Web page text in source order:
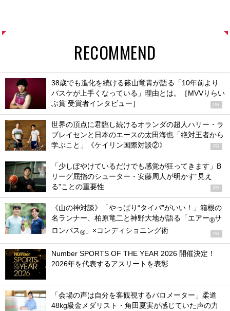
RECOMMEND
38歳でも進化を続ける篠山竜青が語る「10年前より
バスケが上手くなっている」理由とは。［MVVりらい
ぶ賞 受賞者インタビュー］
PR
世界の頂点に君臨し続けるオランダの超人ハリー・ラ
ブレイセンと日本のエースの太田海也「絶対王者から
学ぶこと」《ケイリン国際対談②》
PR
「少しぼやけているだけでも感覚が狂ってきます」B
リーグ屈指のシューター・安藤周人が明かす“見え
る”ことの重要性
PR
《山の神対談》「やっぱり“タイパ”がいい！」箱根の
名ランナー、柏原竜二と神野大地が語る「エアー®サ
ロンパス® 」×コンディショニング術 PR
Number SPORTS OF THE YEAR 2026 開催決定！
2026年を代表するアスリートを表彰
「会場の声は自分を客観視するバロメーター」柔道
48kg級金メダリスト・角田夏実が感じていた声の力